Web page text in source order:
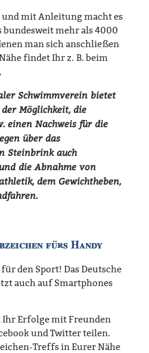
mit Anleitung macht es
bundesweit mehr als 4000
man sich anschließen
findet Ihr z. B. beim
Schwimmverein bietet
Möglichkeit, die
einen Nachweis für die
über das
Steinbrink auch
die Abnahme von
dem Gewichtheben,
fürs Handy
den Sport! Das Deutsche
auch auf Smartphones
Ihr Erfolge mit Freunden
und Twitter teilen.
Treffs in Eurer Nähe